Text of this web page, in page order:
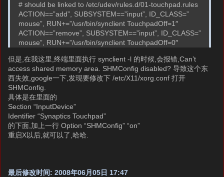
# should be linked to /etc/udev/rules.d/01-touchpad.rules
ACTION==”add”, SUBSYSTEM==”input”, ID_CLASS=”
mouse”, RUN+=”/usr/bin/synclient TouchpadOff=1″
ACTION==”remove”, SUBSYSTEM==”input”, ID_CLASS=”
mouse”, RUN+=”/usr/bin/synclient TouchpadOff=0″
但是,在我这里,终端里面执行 synclient -l 的时候,会报错,Can’t
access shared memory area. SHMConfig disabled? 导致这个东
西失效,google一下,发现要修改下 /etc/X11/xorg.conf 打开
SHMConfig.
具体是在里面的
Section “InputDevice”
Identifier “Synaptics Touchpad”
的下面,加上一行 Option “SHMConfig” “on”
重启X以后,就可以了,哈哈.
最后修改时间: 2008年06月05日 17:47